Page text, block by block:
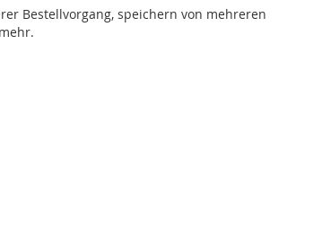
Bestellvorgang, speichern von mehreren